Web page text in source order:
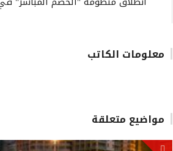
معلومات الكاتب
مواضيع متعلقة